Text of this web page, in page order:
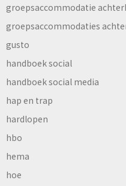
groepsaccommodatie
groepsaccommodaties
gusto
handboek social
handboek social media
hap en trap
hardlopen
hbo
hema
hoe